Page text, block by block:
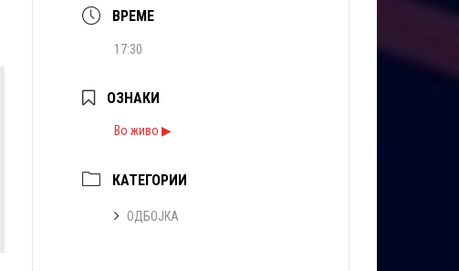
ВРЕМЕ
17:30
ОЗНАКИ
Во живо ▶
КАТЕГОРИИ
ОДБОЈКА